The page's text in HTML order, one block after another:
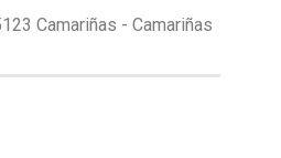
Camariñas - Camariñas